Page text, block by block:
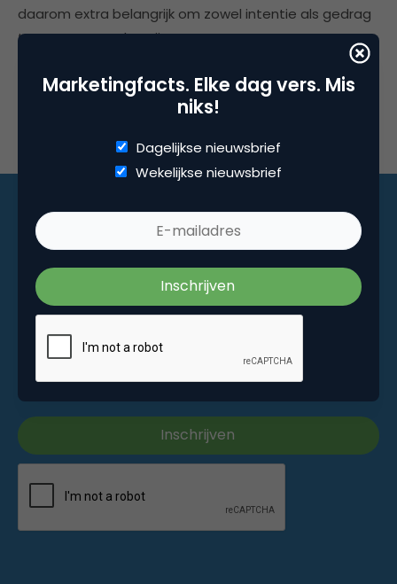
daarom extra belangrijk om zowel intentie als gedrag
te meten en te begrijpen.
Marketingfacts. Elke dag vers. Mis
niks!
Dagelijkse nieuwsbrief
Wekelijkse nieuwsbrief
Marketingfacts. Elke dag vers. Mis niks!
Dagelijkse nieuwsbrief
Wekelijkse nieuwsbrief